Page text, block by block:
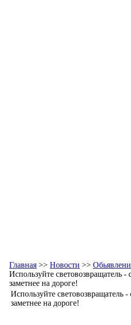
Главная >> Новости >>
Используйте световозвращатель -
заметнее на дороге!
Используйте световозвращатель -
заметнее на дороге!